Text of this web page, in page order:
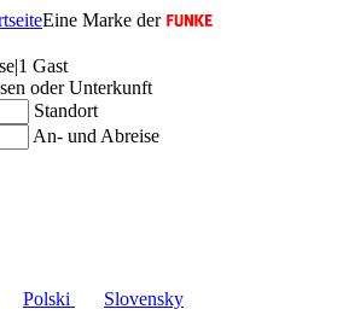
Eine Marke der
|1 Gast
oder Unterkunft
Standort
An- und Abreise
Polski Slovensky